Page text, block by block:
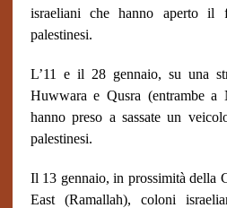
israeliani che hanno aperto
palestinesi.
L’11 e il 28 gennaio, su una
Huwwara e Qusra (entrambe a
hanno preso a sassate un
palestinesi.
Il 13 gennaio, in prossimità della
East (Ramallah), coloni